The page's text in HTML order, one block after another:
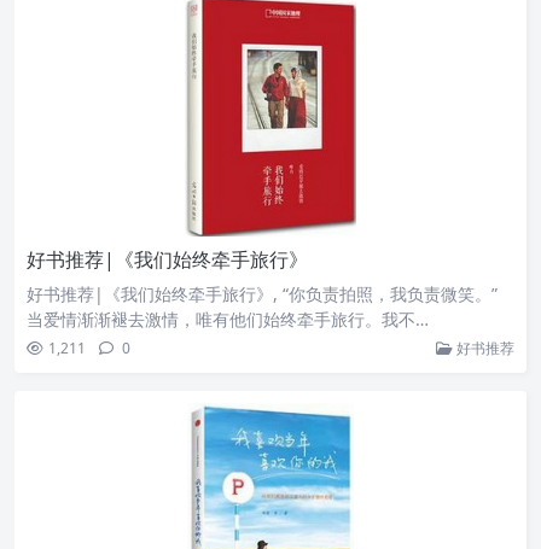
好书推荐|《我们始终牵手旅行》
好书推荐|《我们始终牵手旅行》, “你负责拍照，我负责微笑。”
当爱情渐渐褪去激情，唯有他们始终牵手旅行。我不…
1,211 0 好书推荐